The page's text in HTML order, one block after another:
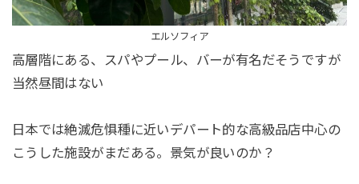
エルソフィア
高層階にある、スパやプール、バーが有名だそうですが
当然昼間はない
日本では絶滅危惧種に近いデパート的な高級品店中心の
こうした施設がまだある。景気が良いのか？